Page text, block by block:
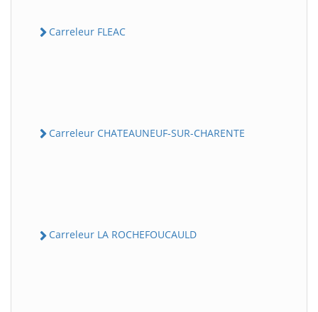
Carreleur FLEAC
Carreleur CHATEAUNEUF-SUR-CHARENTE
Carreleur LA ROCHEFOUCAULD